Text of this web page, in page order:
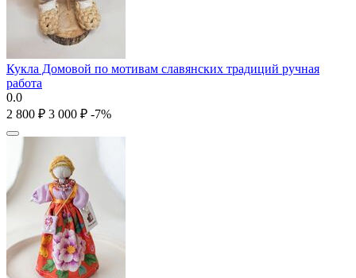
Кукла Домовой по мотивам славянских традиций ручная
работа
0.0
2 800 ₽ 3 000 ₽ -7%